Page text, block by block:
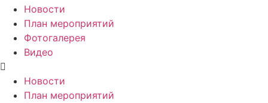
Новости
План мероприятий
Фотогалерея
Видео
Новости
План мероприятий